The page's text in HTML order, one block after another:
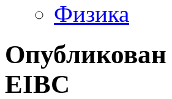
Физика
EIBC